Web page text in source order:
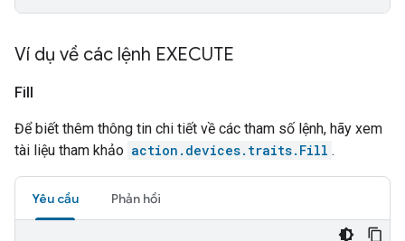
Ví dụ về các lệnh EXECUTE
Fill
Để biết thêm thông tin chi tiết về các tham số lệnh, hãy xem
tài liệu tham khảo action.devices.traits.Fill .
Yêu cầu Phản hồi